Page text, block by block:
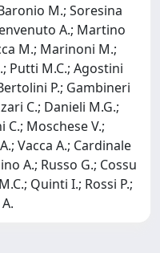
M.; Soresina
A.; Martino
M.; Marinoni M.;
Putti M.C.; Agostini
P.; Gambineri
C.; Danieli M.G.;
C.; Moschese V.;
Vacca A.; Cardinale
A.; Russo G.; Cossu
Quinti I.; Rossi P.;